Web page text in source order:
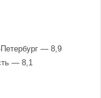
— 8,9
— 8,1